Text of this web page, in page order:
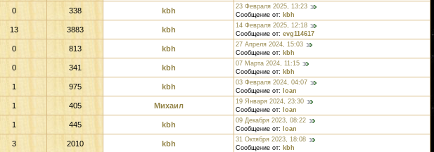
0 338 kbh
23 Февраля 2025, 13:23
Сообщение от: kbh
13 3883 kbh
14 Февраля 2025, 12:18
Сообщение от: evg114617
0 813 kbh
27 Апреля 2024, 15:03
Сообщение от: kbh
0 341 kbh
07 Марта 2024, 11:15
Сообщение от: kbh
1 975 kbh
03 Февраля 2024, 04:07
Сообщение от:
Ioan
1 405 Михаил
19 Января 2024, 23:30
Сообщение от:
Ioan
1 445 kbh
09 Декабря 2023, 08:22
Сообщение от:
Ioan
3 2010 kbh
31 Октября 2023, 18:08
Сообщение от: kbh